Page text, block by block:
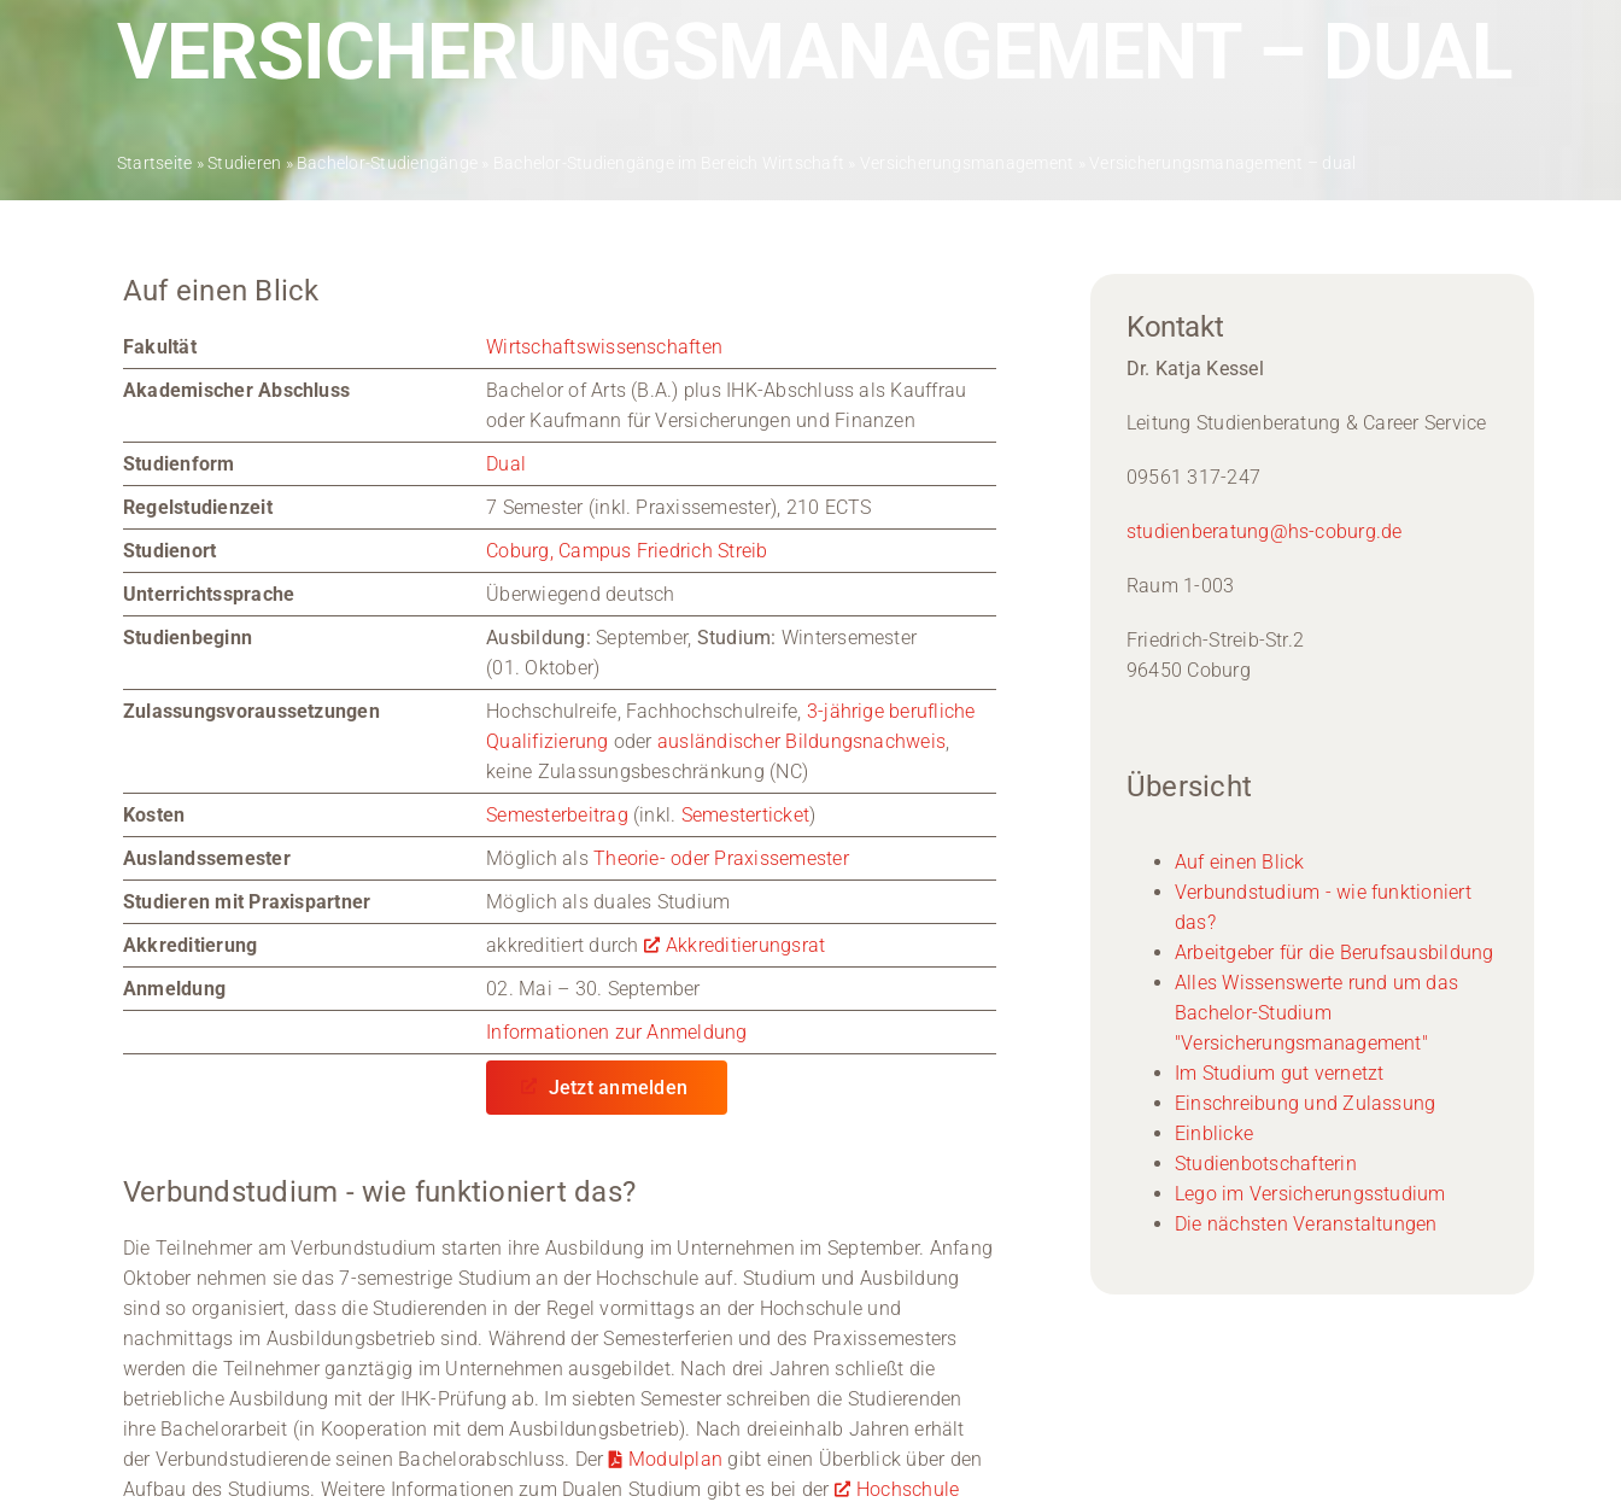
VERSICHERUNGSMANAGEMENT – DUAL
Startseite »Studieren »Bachelor-Studiengänge
Auf einen Blick
Fakultät
Wirtschaftswissenschaften
Akademischer Abschluss
Bachelor of Arts (B.A.) plus IHK-Abschluss als Kauffrau
oder Kaufmann für Versicherungen und Finanzen
Studienform
Dual
Regelstudienzeit
7 Semester (inkl. Praxissemester), 210 ECTS
Studienort
Coburg, Campus Friedrich Streib
Unterrichtssprache
Überwiegend deutsch
Studienbeginn
Ausbildung: September, Studium: Wintersemester
(01. Oktober)
Zulassungsvoraussetzungen
Hochschulreife, Fachhochschulreife, 3-jährige berufliche
Qualifizierung oder ausländischer Bildungsnachweis,
keine Zulassungsbeschränkung (NC)
Kosten
Semesterbeitrag (inkl. Semesterticket)
Auslandssemester
Möglich alsTheorie- oder Praxissemester
Studieren mit Praxispartner
Möglich als duales Studium
Akkreditierung
akkreditiert durch
Akkreditierungsrat
Anmeldung
02. Mai – 30. September
Informationen zur Anmeldung
Jetzt anmelden
Verbundstudium - wie funktioniert das?
Die Teilnehmer am Verbundstudium starten ihre Ausbildung im Unternehmen im September. Anfang
Oktober nehmen sie das 7-semestrige Studium an der Hochschule auf. Studium und Ausbildung
sind so organisiert, dass die Studierenden in der Regel vormittags an der Hochschule und
nachmittags im Ausbildungsbetrieb sind. Während der Semesterferien und des Praxissemesters
werden die Teilnehmer ganztägig im Unternehmen ausgebildet. Nach drei Jahren schließt die
betriebliche Ausbildung mit der IHK-Prüfung ab. Im siebten Semester schreiben die Studierenden
ihre Bachelorarbeit (in Kooperation mit dem Ausbildungsbetrieb). Nach dreieinhalb Jahren erhält
der Verbundstudierende seinen Bachelorabschluss. Der
Modulplan gibt einen Überblick über den
Aufbau des Studiums. Weitere Informationen zum Dualen Studium gibt es bei der
Hochschule
Kontakt
Dr. Katja Kessel
Leitung Studienberatung & Career Service
09561 317-247
studienberatung@hs-coburg.de
Raum 1-003
Friedrich-Streib-Str.2
96450 Coburg
Übersicht
Auf einen Blick
Verbundstudium - wie funktioniert
das?
Arbeitgeber für die Berufsausbildung
Alles Wissenswerte rund um das
Bachelor-Studium
"Versicherungsmanagement"
Im Studium gut vernetzt
Einschreibung und Zulassung
Einblicke
Studienbotschafterin
Lego im Versicherungsstudium
Die nächsten Veranstaltungen